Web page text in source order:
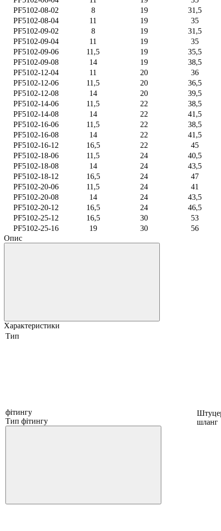
PF5102-08-02
8 19
31,5
PF5102-08-04
11 19
35
PF5102-09-02
8 19
31,5
PF5102-09-04
11 19
35
PF5102-09-06
11,5 19
35,5
PF5102-09-08
14 19
38,5
PF5102-12-04
11 20
36
PF5102-12-06
11,5 20
36,5
PF5102-12-08
14 20
39,5
PF5102-14-06
11,5 22
38,5
PF5102-14-08
14 22
41,5
PF5102-16-06
11,5 22
38,5
PF5102-16-08
14 22
41,5
PF5102-16-12
16,5 22
45
PF5102-18-06
11,5 24
40,5
PF5102-18-08
14 24
43,5
PF5102-18-12
16,5 24
47
PF5102-20-06
11,5 24
41
PF5102-20-08
14 24
43,5
PF5102-20-12
16,5 24
46,5
PF5102-25-12
16,5 30
53
PF5102-25-16
19 30
56
Опис
Характеристики
Тип
фітингу
Тип фітингу
шланг